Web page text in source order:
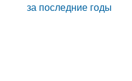
за последние годы